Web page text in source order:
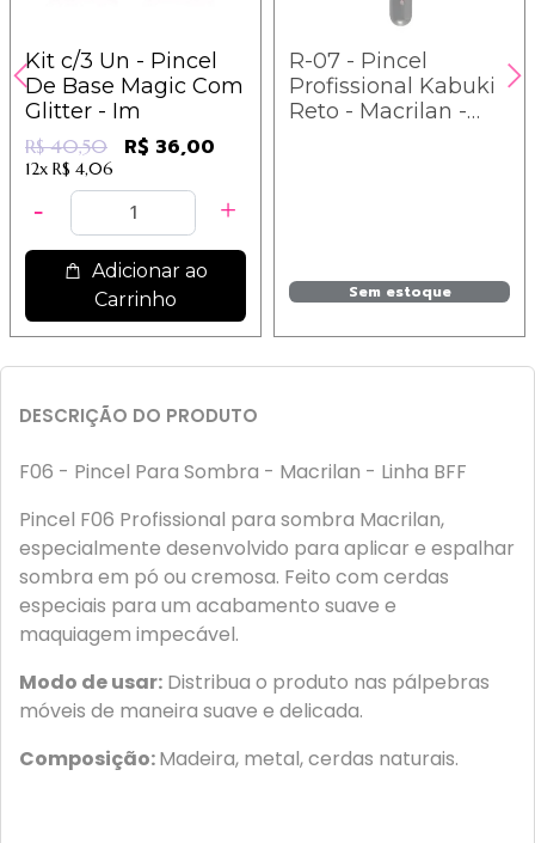
Kit c/3 Un - Pincel
De Base Magic Com
Glitter - Im
R$ 40,50 R$ 36,00
12x R$ 4,06
Adicionar ao
Carrinho
R-07 - Pincel
Profissional Kabuki
Reto - Macrilan -
Sem estoque
DESCRIÇÃO DO PRODUTO
F06 - Pincel Para Sombra - Macrilan - Linha BFF
Pincel F06 Profissional para sombra Macrilan,
especialmente desenvolvido para aplicar e espalhar
sombra em pó ou cremosa. Feito com cerdas
especiais para um acabamento suave e
maquiagem impecável.
Modo de usar: Distribua o produto nas pálpebras
móveis de maneira suave e delicada.
Composição:Madeira, metal, cerdas naturais.